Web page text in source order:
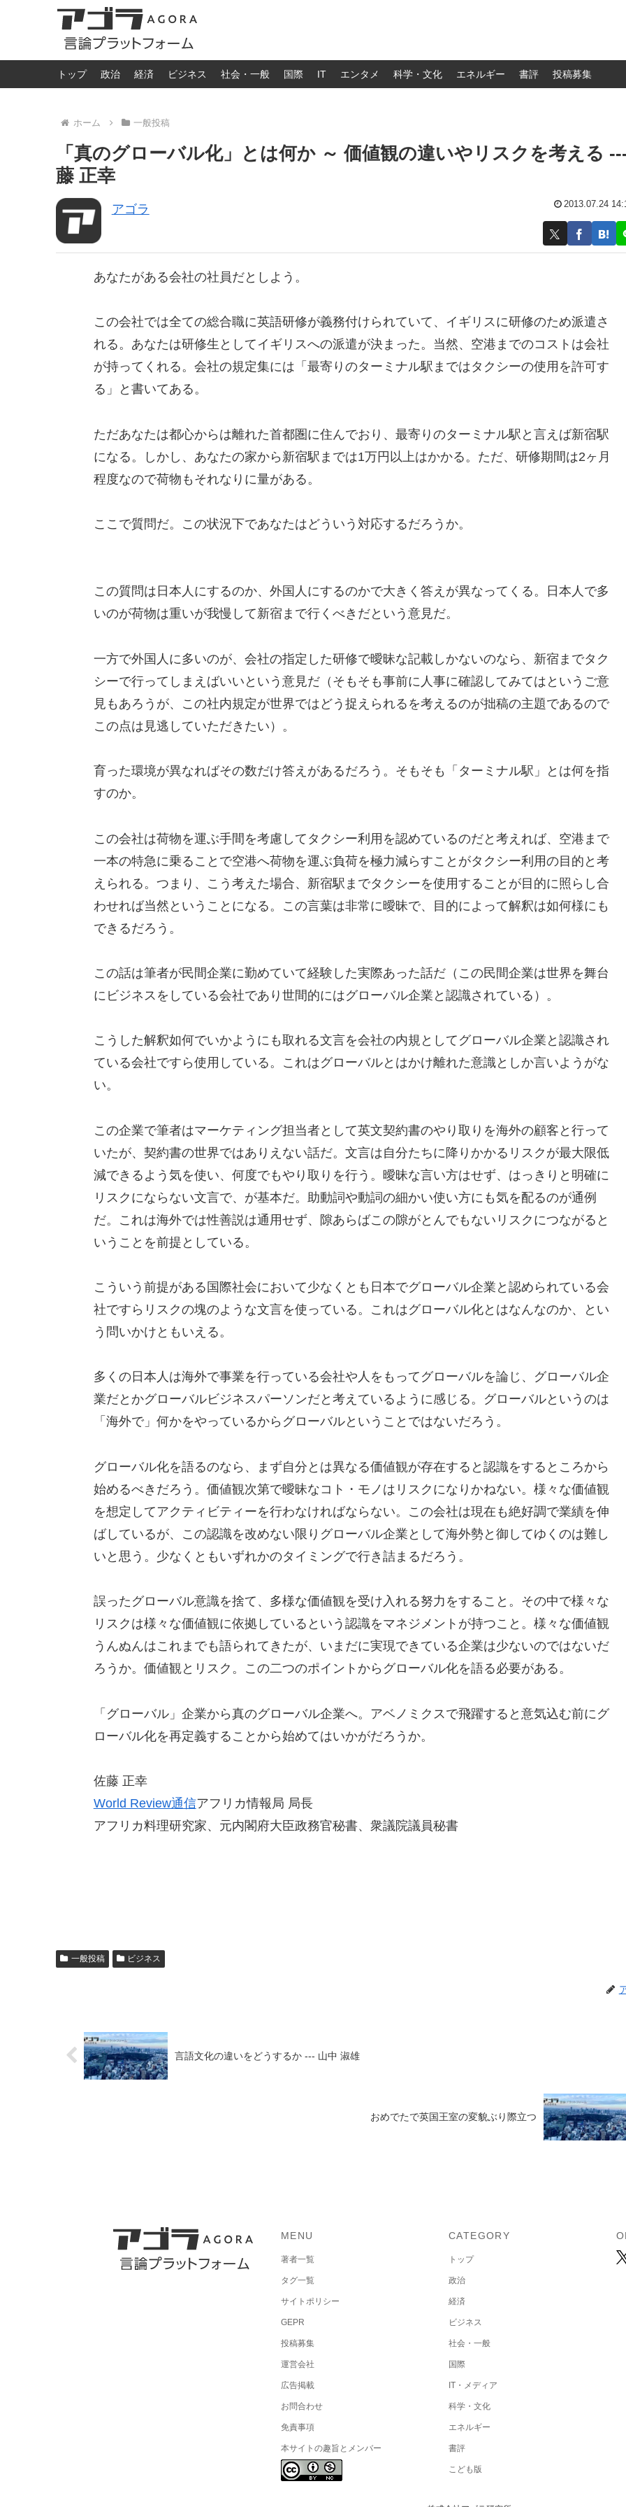
トップ 政治 経済 ビジネス 社会・一般 国際 IT エンタメ 科学・文化 エネルギー 書評 投稿募集
ホーム 一般投稿
「真のグローバル化」とは何か ～ 価値観の違いやリスクを考える
藤 正幸
アゴラ 2013.07.24
あなたがある会社の社員だとしよう。
この会社では全ての総合職に英語研修が義務付けられていて、イギリスに研修のため派遣さ
れる。あなたは研修生としてイギリスへの派遣が決まった。当然、空港までのコストは会社
が持ってくれる。会社の規定集には「最寄りのターミナル駅まではタクシーの使用を許可す
る」と書いてある。
ただあなたは都心からは離れた首都圏に住んでおり、最寄りのターミナル駅と言えば新宿駅
になる。しかし、あなたの家から新宿駅までは1万円以上はかかる。ただ、研修期間は2ヶ月
程度なので荷物もそれなりに量がある。
ここで質問だ。この状況下であなたはどういう対応するだろうか。
この質問は日本人にするのか、外国人にするのかで大きく答えが異なってくる。日本人で多
いのが荷物は重いが我慢して新宿まで行くべきだという意見だ。
一方で外国人に多いのが、会社の指定した研修で曖昧な記載しかないのなら、新宿までタク
シーで行ってしまえばいいという意見だ（そもそも事前に人事に確認してみてはというご意
見もあろうが、この社内規定が世界ではどう捉えられるを考えるのが拙稿の主題であるので
この点は見逃していただきたい）。
育った環境が異なればその数だけ答えがあるだろう。そもそも「ターミナル駅」とは何を指
すのか。
この会社は荷物を運ぶ手間を考慮してタクシー利用を認めているのだと考えれば、空港まで
一本の特急に乗ることで空港へ荷物を運ぶ負荷を極力減らすことがタクシー利用の目的と考
えられる。つまり、こう考えた場合、新宿駅までタクシーを使用することが目的に照らし合
わせれば当然ということになる。この言葉は非常に曖昧で、目的によって解釈は如何様にも
できるだろう。
この話は筆者が民間企業に勤めていて経験した実際あった話だ（この民間企業は世界を舞台
にビジネスをしている会社であり世間的にはグローバル企業と認識されている）。
こうした解釈如何でいかようにも取れる文言を会社の内規としてグローバル企業と認識され
ている会社ですら使用している。これはグローバルとはかけ離れた意識としか言いようがな
い。
この企業で筆者はマーケティング担当者として英文契約書のやり取りを海外の顧客と行って
いたが、契約書の世界ではありえない話だ。文言は自分たちに降りかかるリスクが最大限低
減できるよう気を使い、何度でもやり取りを行う。曖昧な言い方はせず、はっきりと明確に
リスクにならない文言で、が基本だ。助動詞や動詞の細かい使い方にも気を配るのが通例
だ。これは海外では性善説は通用せず、隙あらばこの隙がとんでもないリスクにつながると
いうことを前提としている。
こういう前提がある国際社会において少なくとも日本でグローバル企業と認められている会
社ですらリスクの塊のような文言を使っている。これはグローバル化とはなんなのか、とい
う問いかけともいえる。
多くの日本人は海外で事業を行っている会社や人をもってグローバルを論じ、グローバル企
業だとかグローバルビジネスパーソンだと考えているように感じる。グローバルというのは
「海外で」何かをやっているからグローバルということではないだろう。
グローバル化を語るのなら、まず自分とは異なる価値観が存在すると認識をするところから
始めるべきだろう。価値観次第で曖昧なコト・モノはリスクになりかねない。様々な価値観
を想定してアクティビティーを行わなければならない。この会社は現在も絶好調で業績を伸
ばしているが、この認識を改めない限りグローバル企業として海外勢と御してゆくのは難し
いと思う。少なくともいずれかのタイミングで行き詰まるだろう。
誤ったグローバル意識を捨て、多様な価値観を受け入れる努力をすること。その中で様々な
リスクは様々な価値観に依拠しているという認識をマネジメントが持つこと。様々な価値観
うんぬんはこれまでも語られてきたが、いまだに実現できている企業は少ないのではないだ
ろうか。価値観とリスク。この二つのポイントからグローバル化を語る必要がある。
「グローバル」企業から真のグローバル企業へ。アベノミクスで飛躍すると意気込む前にグ
ローバル化を再定義することから始めてはいかがだろうか。
佐藤 正幸
World Review通信アフリカ情報局 局長
アフリカ料理研究家、元内閣府大臣政務官秘書、衆議院議員秘書
一般投稿 ビジネス
言語文化の違いをどうするか --- 山中 淑雄
おめでたで英国王室の変貌ぶり際立つ
MENU
著者一覧
タグ一覧
サイトポリシー
GEPR
投稿募集
運営会社
広告掲載
お問合わせ
免責事項
本サイトの趣旨とメンバー
CATEGORY
トップ
政治
経済
ビジネス
社会・一般
国際
IT・メディア
科学・文化
エネルギー
書評
こども版